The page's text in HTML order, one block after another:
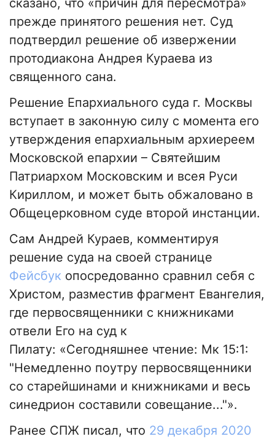
сказано, что «причин для пересмотра»
прежде принятого решения нет. Суд
подтвердил решение об извержении
протодиакона Андрея Кураева из
священного сана.
Решение Епархиального суда г. Москвы
вступает в законную силу с момента его
утверждения епархиальным архиереем
Московской епархии – Святейшим
Патриархом Московским и всея Руси
Кириллом, и может быть обжаловано в
Общецерковном суде второй инстанции.
Сам Андрей Кураев, комментируя
решение суда на своей странице
Фейсбук опосредованно сравнил себя с
Христом, разместив фрагмент Евангелия,
где первосвященники с книжниками
отвели Его на суд к
Пилату: «Сегодняшнее чтение: Мк 15:1:
"Немедленно поутру первосвященники
со старейшинами и книжниками и весь
синедрион составили совещание..."».
Ранее СПЖ писал, что 29 декабря 2020